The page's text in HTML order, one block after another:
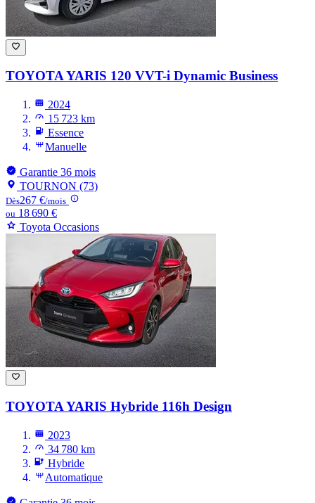
TOYOTA YARIS 120 VVT-i Dynamic Business
2024
15 723 km
Essence
Manuelle
Garantie 36 mois
TOURNON (73)
Dès267 €/mois
ou 18 690 €
Toyota Occasions
TOYOTA YARIS Hybride 116h Design
2023
34 780 km
Hybride
Automatique